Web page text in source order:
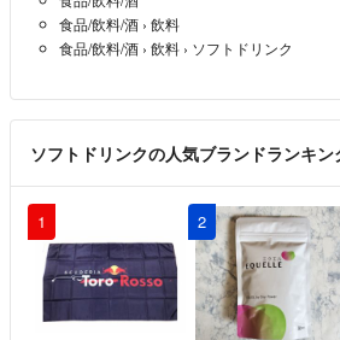
2箱購入希望の場合おいくらになりますでし
ようちゃん☆- 約2ヶ月前
トーマ様
ありがとうございます😊
専用ページを出品致しましたのでご確認よろ
出品者 める(3/28から値上げ) - 約2ヶ月前
める(3/28から値上げ)様
さっそくありがとうございます。
食品/飲料/酒 › 飲料
食品/飲料/酒 › 飲料 › ソフトドリンク
ソフトドリンクの人気ブランドランキン
1 2